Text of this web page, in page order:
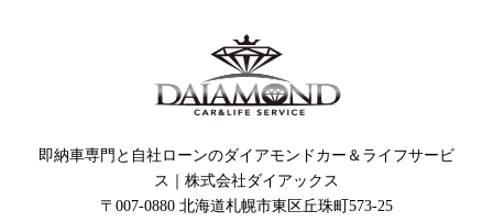
即納車専門と自社ローンのダイアモンドカー＆ライフサービ
ス｜株式会社ダイアックス
〒007-0880 北海道札幌市東区丘珠町573-25